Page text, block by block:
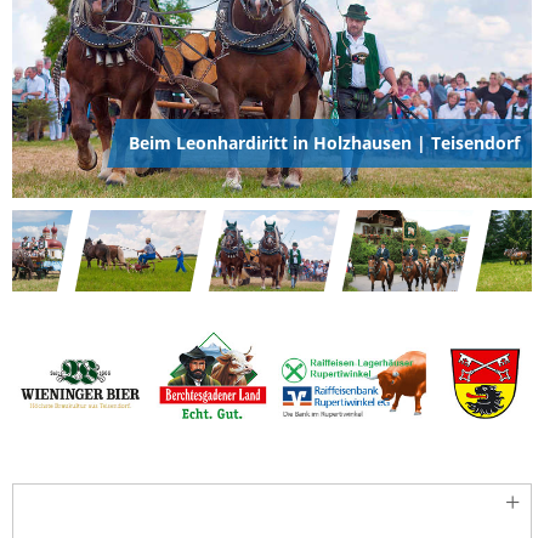
Beim Leonhardiritt in Holzhausen | Teisendorf